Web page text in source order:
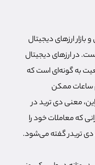
بازار ارزهای دیجیتال
است. در ارزهای دیجیتال
به گونه‌ای است که
ساعات ممکن
معنی دی ترید در
که معاملات خود را